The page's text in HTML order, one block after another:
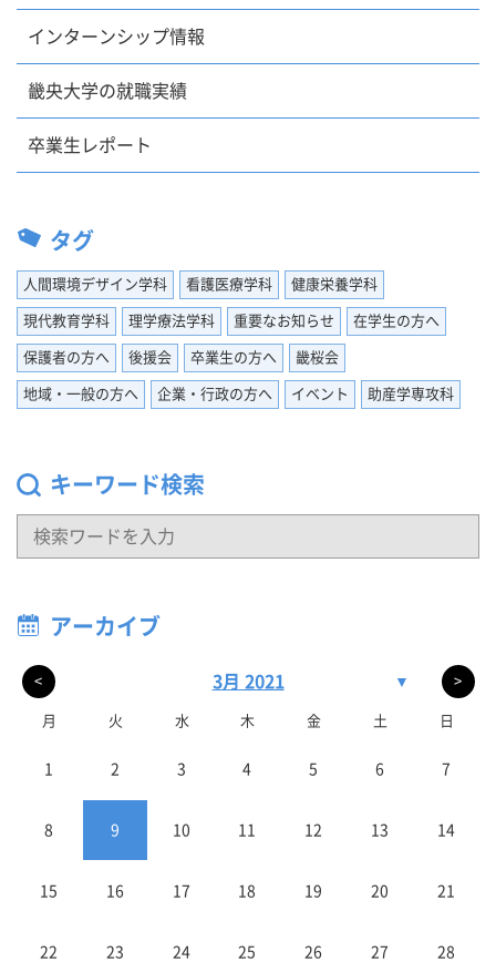
インターンシップ情報
畿央大学の就職実績
卒業生レポート
タグ
人間環境デザイン学科 看護医療学科 健康栄養学科
現代教育学科 理学療法学科 重要なお知らせ 在学生の方へ
保護者の方へ 後援会 卒業生の方へ 畿桜会
地域・一般の方へ 企業・行政の方へ イベント 助産学専攻科
キーワード検索
アーカイブ
< 3月 2021 ▼ >
月 火 水 木 金 土 日
1 2 3 4 5 6 7
8 9 10 11 12 13 14
15 16 17 18 19 20 21
22 23 24 25 26 27 28